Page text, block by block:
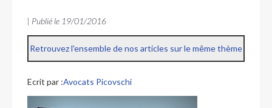
| Publié le 19/01/2016
Retrouvez l'ensemble de nos articles sur le même thème
Ecrit par :Avocats Picovschi